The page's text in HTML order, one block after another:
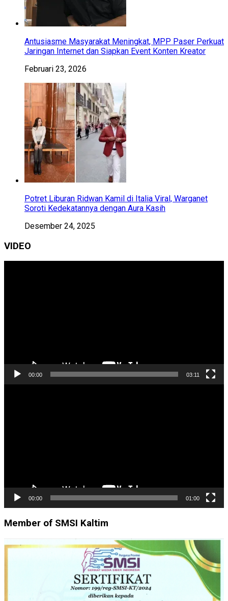
Antusiasme Masyarakat Meningkat, MPP Paser Perkuat
Jaringan Internet dan Siapkan Event Konten Kreator
Februari 23, 2026
Potret Liburan Ridwan Kamil di Italia Viral, Warganet
Soroti Kedekatannya dengan Aura Kasih
Desember 24, 2025
VIDEO
00:00 03:11
00:00 01:00
Member of SMSI Kaltim